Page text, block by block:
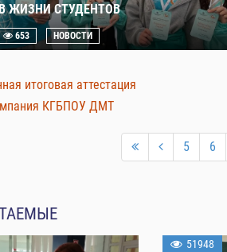
ЖИЗНИ СТУДЕНТОВ
653 НОВОСТИ
итоговая аттестация
КГБПОУ ДМТ
5 6
51948